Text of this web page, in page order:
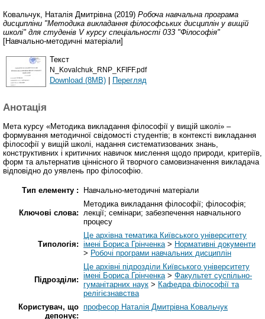
Ковальчук, Наталія Дмитрівна (2019) Робоча навчальна програма
дисципліни "Методика викладання філософських дисциплін у вищій
школі" для студенів V курсу спеціальності 033 "Філософія"
[Навчально-методичні матеріали]
Текст
N_Kovalchuk_RNP_KFIFF.pdf
Download (8MB) | Перегляд
Анотація
Мета курсу «Методика викладання філософії у вищій школі» –
формування методичної свідомості студентів; в контексті викладання
філософії у вищій школі, надання систематизованих знань,
конструктивних і критичних навичок мислення щодо природи, критеріїв,
форм та альтернатив ціннісного й творчого самовизначення викладача
відповідно до уявлень про філософію.
Тип елементу : Навчально-методичні матеріали
Ключові слова:
Методика викладання філософії; філософія;
лекції; семінари; забезпечення навчального
процесу
Типологія:
Це архівна тематика Київського університету
імені Бориса Грінченка> Нормативні документи
> Робочі програми навчальних дисциплін
Підрозділи:
Це архівні підрозділи Київського університету
імені Бориса Грінченка> Факультет суспільно-
гуманітарних наук > Кафедра філософії та
релігієзнавства
Користувач, що
депонує:
професор Наталія Дмитрівна Ковальчук